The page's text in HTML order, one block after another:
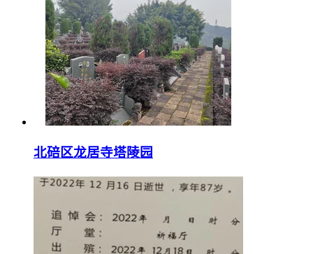
北碚区龙居寺塔陵园